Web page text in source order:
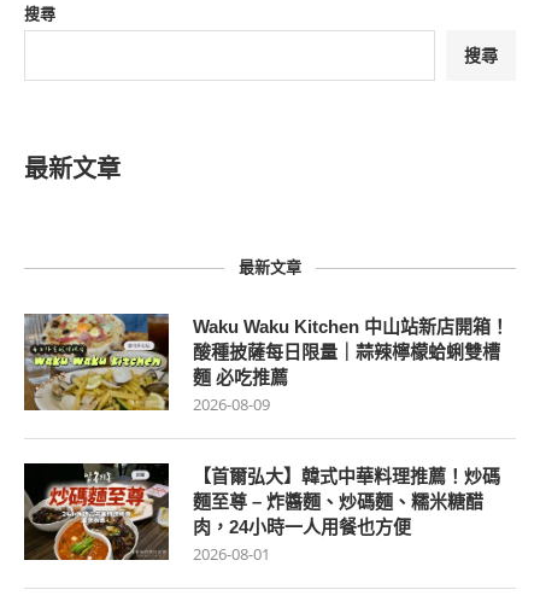
搜尋
搜尋
最新文章
最新文章
Waku Waku Kitchen 中山站新店開箱！
酸種披薩每日限量｜蒜辣檸檬蛤蜊雙槽
麵 必吃推薦
2026-08-09
【首爾弘大】韓式中華料理推薦！炒碼
麵至尊 – 炸醬麵、炒碼麵、糯米糖醋
肉，24小時一人用餐也方便
2026-08-01